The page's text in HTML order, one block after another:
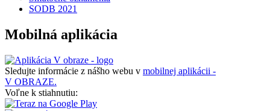
SODB 2021
Mobilná aplikácia
Sledujte informácie z nášho webu v mobilnej aplikácii -
V OBRAZE.
Voľne k stiahnutiu: